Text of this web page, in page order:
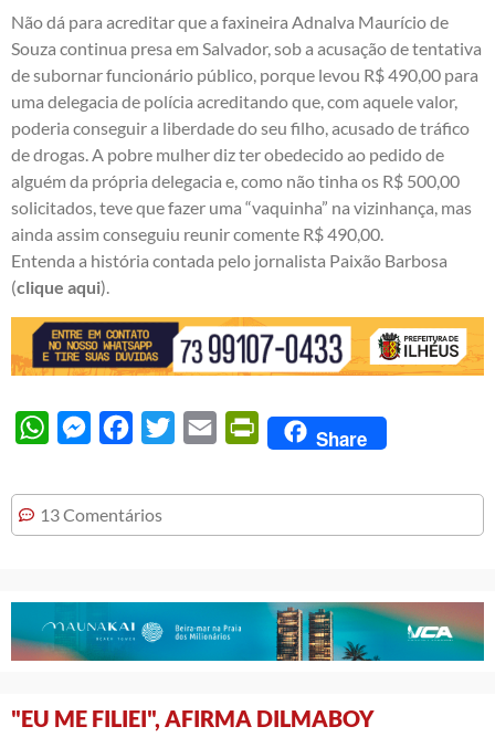
Não dá para acreditar que a faxineira Adnalva Maurício de
Souza continua presa em Salvador, sob a acusação de tentativa
de subornar funcionário público, porque levou R$ 490,00 para
uma delegacia de polícia acreditando que, com aquele valor,
poderia conseguir a liberdade do seu filho, acusado de tráfico
de drogas. A pobre mulher diz ter obedecido ao pedido de
alguém da própria delegacia e, como não tinha os R$ 500,00
solicitados, teve que fazer uma “vaquinha” na vizinhança, mas
ainda assim conseguiu reunir comente R$ 490,00.
Entenda a história contada pelo jornalista Paixão Barbosa
(clique aqui).
WhatsAppMessengerFacebook
Twitter Email PrintFriendly
Share
13 Comentários
"EU ME FILIEI", AFIRMA DILMABOY